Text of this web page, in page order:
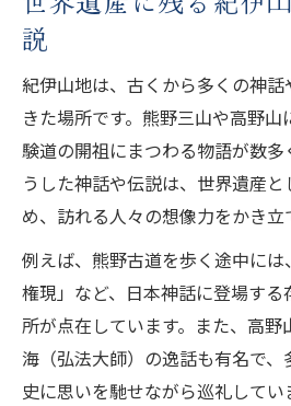
説
紀伊山地は、古くから多くの神
きた場所です。熊野三山や高野
験道の開祖にまつわる物語が数多
うした神話や伝説は、世界遺産
め、訪れる人々の想像力をかき立
例えば、熊野古道を歩く途中に
権現」など、日本神話に登場す
所が点在しています。また、高
海（弘法大師）の逸話も有名で
史に思いを馳せながら巡礼して